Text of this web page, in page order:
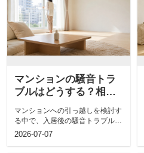
マンションの騒音トラ
ブルはどうする？相談
先や防音物件の選び方
も解説
マンションへの引っ越しを検討す
る中で、入居後の騒音トラブルに
不安を抱えていませんか。理想の
2026-07-07